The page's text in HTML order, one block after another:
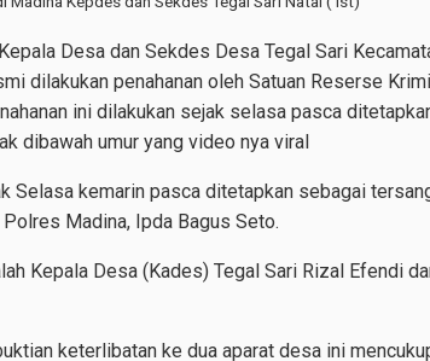
Kepala Desa dan Sekdes Desa Tegal Sari
dilakukan penahanan oleh Satuan Reserse
ini dilakukan sejak selasa pasca
dibawah umur yang video nya viral
Selasa kemarin pasca ditetapkan sebagai
Madina, Ipda Bagus Seto.
Kepala Desa (Kades) Tegal Sari Rizal Efendi
keterlibatan ke dua aparat desa ini